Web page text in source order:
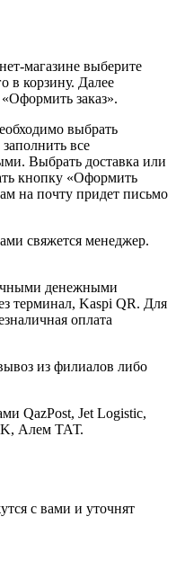
магазине выберите
в корзину. Далее
заказ».
выбрать
все
Выбрать доставка или
кнопку «Оформить
на почту придет письмо
свяжется менеджер.
денежными
терминал, Kaspi QR. Для
оплата
из филиалов либо
QazPost, Jet Logistic,
Алем ТАТ.
с вами и уточнят